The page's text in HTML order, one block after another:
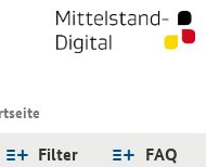
FAQ
Filter